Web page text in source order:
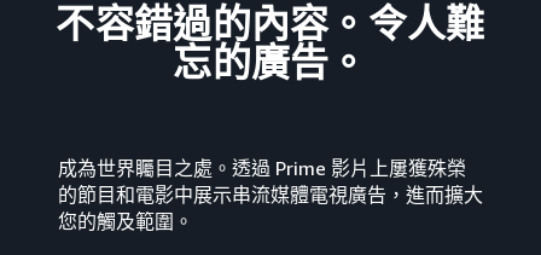
不容錯過的內容。令人難
忘的廣告。
成為世界矚目之處。透過 Prime 影片上屢獲殊榮
的節目和電影中展示串流媒體電視廣告，進而擴大
您的觸及範圍。